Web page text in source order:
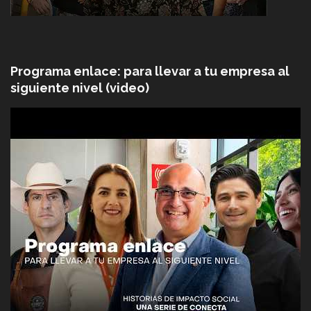
Programa enlace: para llevar a tu empresa al
siguiente nivel (video)